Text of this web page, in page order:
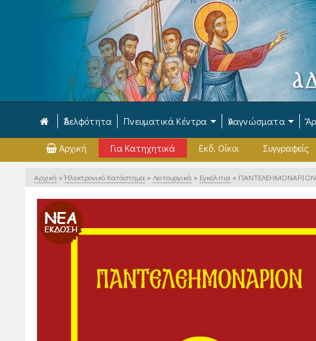
Ἀδελφότητα Πνευματικά Κέντρα Ἀναγνώσματα
Αρχική Για Κατηχητικά Εκδ. Οίκοι Συγγραφείς
Αρχική » Ἠλεκτρονικό Κατάστημα » Λειτουργικά » Εγκόλπια » ΠΑΝΤΕΛΕΗΜΟΝΑΡΙΟΝ